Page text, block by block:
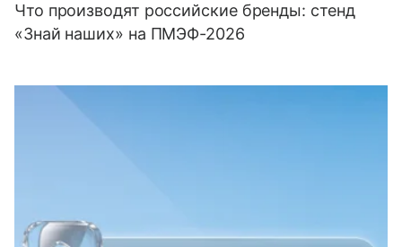
Что производят российские бренды: стенд
«Знай наших» на ПМЭФ-2026